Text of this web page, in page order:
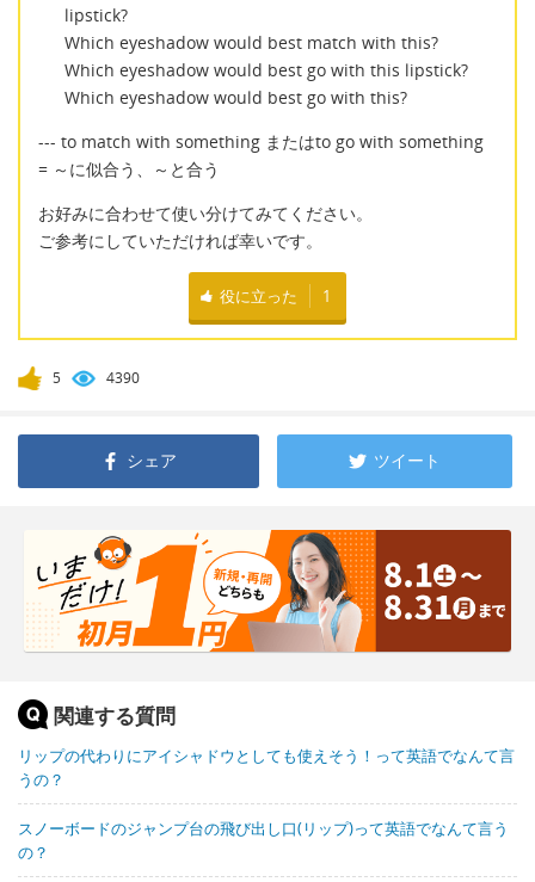
lipstick?
Which eyeshadow would best match with this?
Which eyeshadow would best go with this lipstick?
Which eyeshadow would best go with this?
--- to match with something またはto go with something
= ～に似合う、～と合う
お好みに合わせて使い分けてみてください。
ご参考にしていただければ幸いです。
役に立った 1
5 4390
シェア ツイート
関連する質問
リップの代わりにアイシャドウとしても使えそう！って英語でなんて言
うの？
スノーボードのジャンプ台の飛び出し口(リップ)って英語でなんて言う
の？